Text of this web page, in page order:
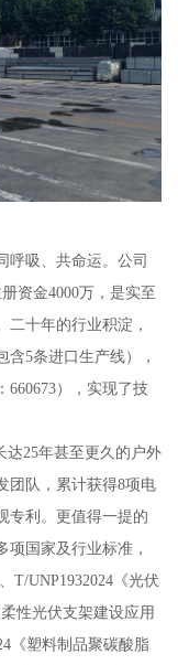
呼吸、共命运。公司
资金4000万，是实至
十年的行业积淀，
5条进口生产线），
660673），实现了技
达25年甚至更久的户外
团队，累计获得8项电
专利。更值得一提的
国家及行业标准，
T/UNP1932024《光伏
性光伏支架建设应用
《塑料制品聚碳酸脂